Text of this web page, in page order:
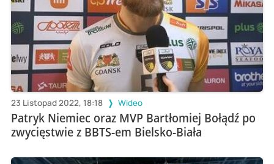
23 Listopad 2022, 18:18 Wideo
Patryk Niemiec oraz MVP Bartłomiej Bołądź po
zwycięstwie z BBTS-em Bielsko-Biała